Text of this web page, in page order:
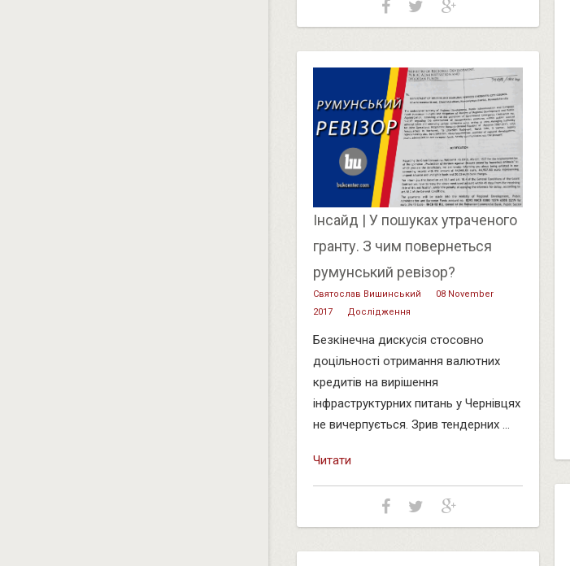
Інсайд | У пошуках утраченого
гранту. З чим повернеться
румунський ревізор?
Святослав Вишинський
08 November
2017
Дослідження
Безкінечна дискусія стосовно
доцільності отримання валютних
кредитів на вирішення
інфраструктурних питань у Чернівцях
не вичерпується. Зрив тендерних ...
Читати